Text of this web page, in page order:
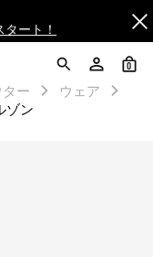
タート！
無料
お知らせ
タート！
無料
0
ー
ウェア
ゾン